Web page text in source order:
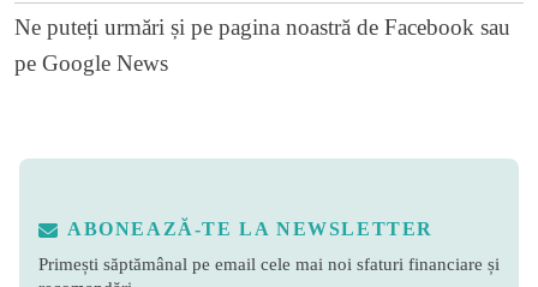
Ne puteți urmări și pe pagina noastră de Facebook sau
pe Google News
ABONEAZĂ-TE LA NEWSLETTER
Primești săptămânal pe email cele mai noi sfaturi financiare și